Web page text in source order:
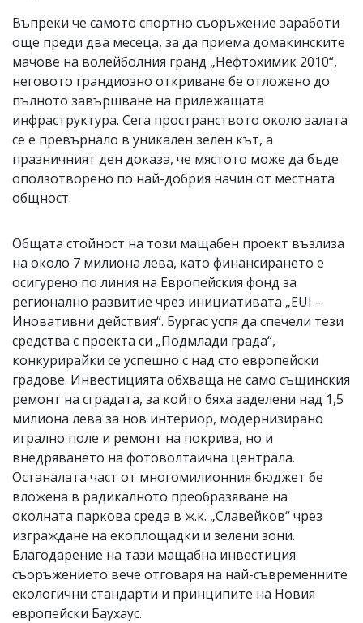
Въпреки че самото спортно съоръжение заработи
още преди два месеца, за да приема домакинските
мачове на волейболния гранд „Нефтохимик 2010“,
неговото грандиозно откриване бе отложено до
пълното завършване на прилежащата
инфраструктура. Сега пространството около залата
се е превърнало в уникален зелен кът, а
празничният ден доказа, че мястото може да бъде
оползотворено по най-добрия начин от местната
общност.
Общата стойност на този мащабен проект възлиза
на около 7 милиона лева, като финансирането е
осигурено по линия на Европейския фонд за
регионално развитие чрез инициативата „EUI –
Иновативни действия“. Бургас успя да спечели тези
средства с проекта си „Подмлади града“,
конкурирайки се успешно с над сто европейски
градове. Инвестицията обхваща не само същинския
ремонт на сградата, за който бяха заделени над 1,5
милиона лева за нов интериор, модернизирано
игрално поле и ремонт на покрива, но и
внедряването на фотоволтаична централа.
Останалата част от многомилионния бюджет бе
вложена в радикалното преобразяване на
околната паркова среда в ж.к. „Славейков“ чрез
изграждане на екоплощадки и зелени зони.
Благодарение на тази мащабна инвестиция
съоръжението вече отговаря на най-съвременните
екологични стандарти и принципите на Новия
европейски Баухаус.